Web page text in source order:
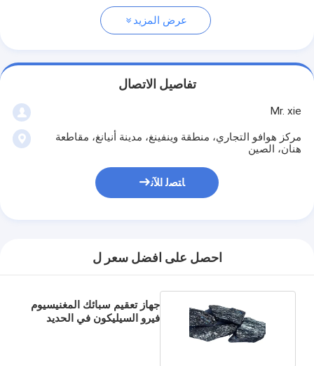
عرض المزيد
تفاصيل الاتصال
Mr. xie
مركز هوافو التجاري، منطقة وينفينغ، مدينة أنيانغ، مقاطعة
هنان، الصين
ﺎﺘﺼﻟ ﺍﻶﻧ
احصل على افضل سعر ل
جهاز تعقيم سبائك المغنيسيوم
فيرو السيليكون في الحديد